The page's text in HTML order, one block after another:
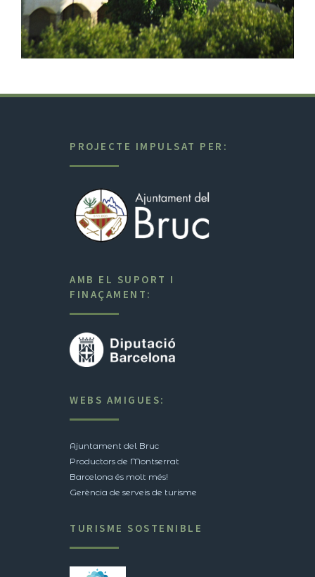
PROJECTE IMPULSAT PER:
AMB EL SUPORT I
FINAÇAMENT:
WEBS AMIGUES:
Ajuntament del Bruc
Productors de Montserrat
Barcelona és molt més!
Gerència de serveis de turisme
TURISME SOSTENIBLE